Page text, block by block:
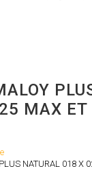
MAX ET
NATURAL 018 X